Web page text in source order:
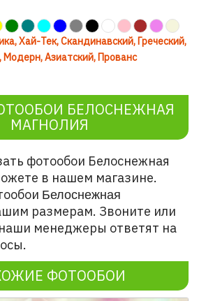
Хай-Тек Скандинавский Греческий
Модерн Азиатский Прованс
БЕЛОСНЕЖНАЯ
МАГНОЛИЯ
фотообои Белоснежная
в нашем магазине.
Белоснежная
размерам. Звоните или
менеджеры ответят на
ФОТООБОИ